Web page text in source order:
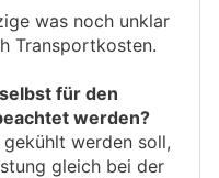
was noch unklar
Transportkosten.
für den
werden?
gekühlt werden soll,
gleich bei der